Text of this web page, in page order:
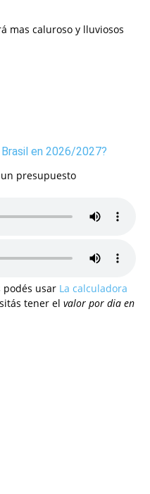
mas caluroso y lluviosos
en 2026/2027?
presupuesto
podés usar La calculadora
tener el valor por dia en